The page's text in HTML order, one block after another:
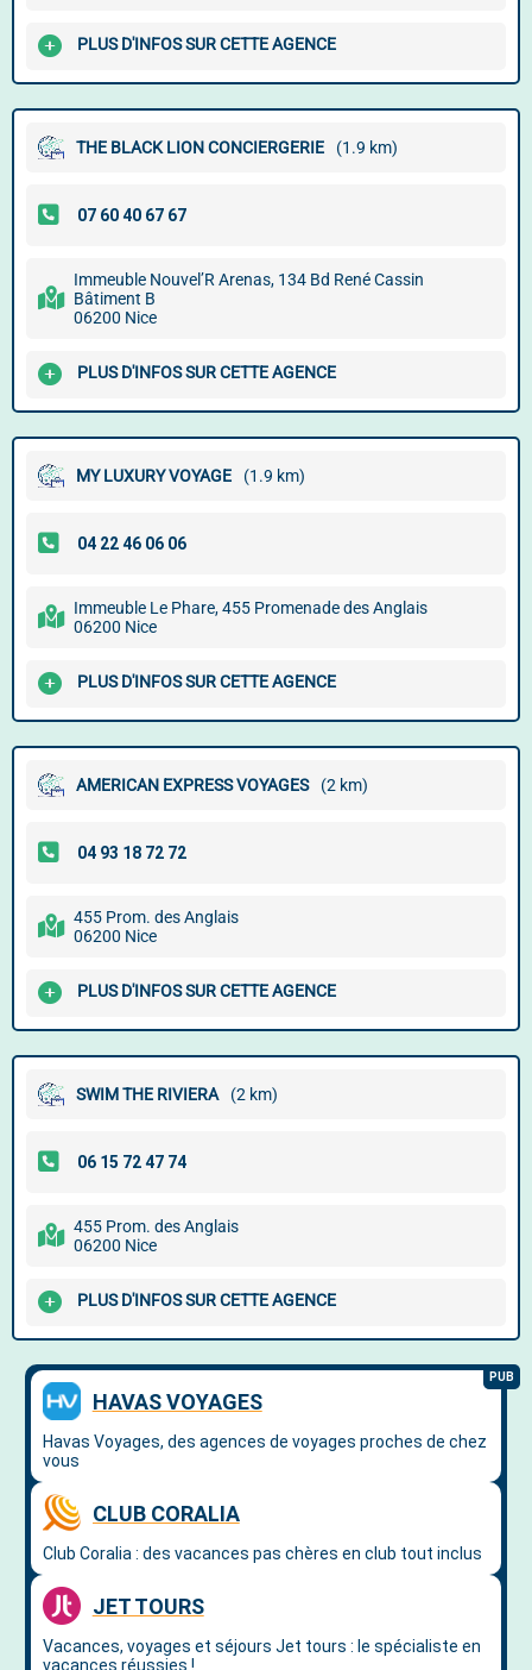
PLUS D'INFOS SUR CETTE AGENCE
THE BLACK LION CONCIERGERIE (1.9 km)
Immeuble Nouvel’R Arenas, 134 Bd René Cassin
Bâtiment B
06200 Nice
PLUS D'INFOS SUR CETTE AGENCE
MY LUXURY VOYAGE (1.9 km)
Immeuble Le Phare, 455 Promenade des Anglais
06200 Nice
PLUS D'INFOS SUR CETTE AGENCE
AMERICAN EXPRESS VOYAGES (2 km)
455 Prom. des Anglais
06200 Nice
PLUS D'INFOS SUR CETTE AGENCE
SWIM THE RIVIERA (2 km)
455 Prom. des Anglais
06200 Nice
PLUS D'INFOS SUR CETTE AGENCE